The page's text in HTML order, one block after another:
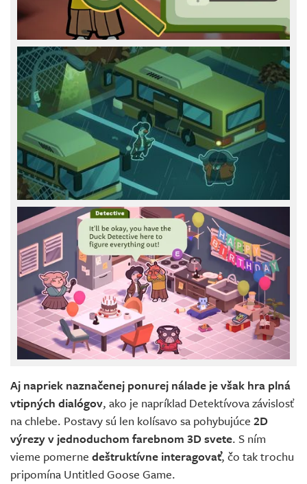
Aj napriek naznačenej ponurej nálade je však hra plná
vtipných dialógov, ako je napríklad Detektívova závislosť
na chlebe. Postavy sú len kolísavo sa pohybujúce 2D
výrezy v jednoduchom farebnom 3D svete. S ním
vieme pomerne deštruktívne interagovať, čo tak trochu
pripomína Untitled Goose Game.